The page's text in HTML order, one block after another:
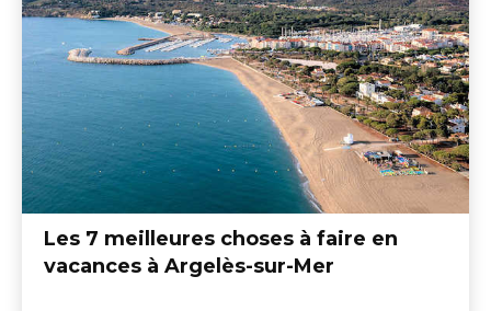
Les 7 meilleures choses à faire en
vacances à Argelès-sur-Mer